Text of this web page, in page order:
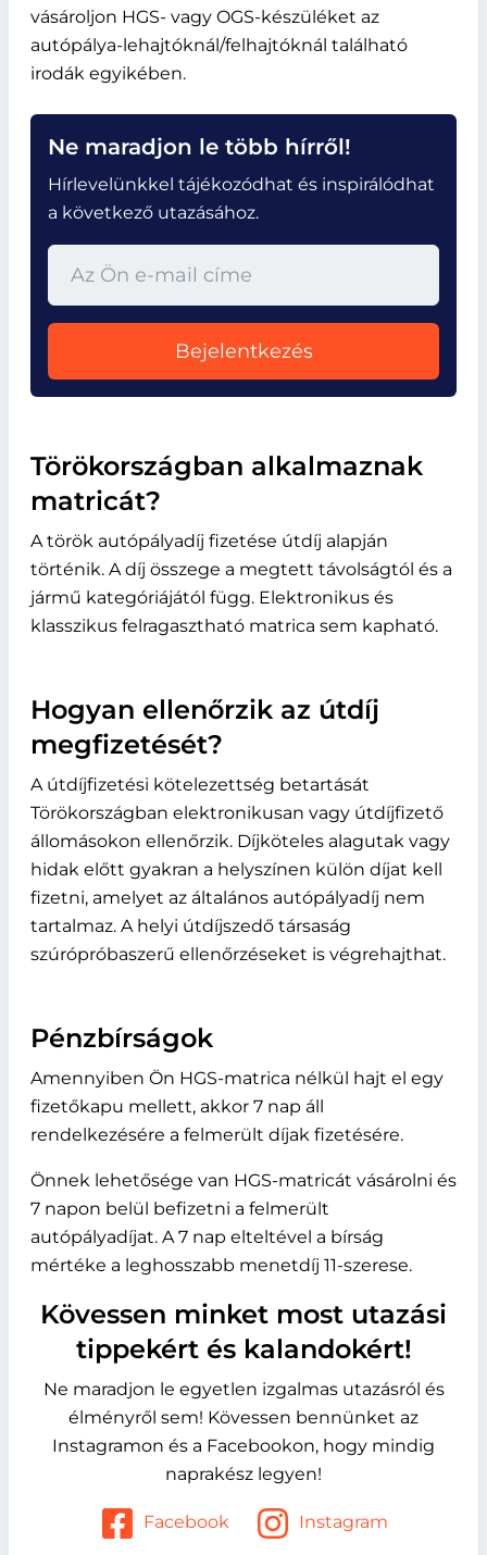
vásároljon HGS- vagy OGS-készüléket az
autópálya-lehajtóknál/felhajtóknál található
irodák egyikében.
Ne maradjon le több hírről!
Hírlevelünkkel tájékozódhat és inspirálódhat
a következő utazásához.
Bejelentkezés
Törökországban alkalmaznak
matricát?
A török autópályadíj fizetése útdíj alapján
történik. A díj összege a megtett távolságtól és a
jármű kategóriájától függ. Elektronikus és
klasszikus felragasztható matrica sem kapható.
Hogyan ellenőrzik az útdíj
megfizetését?
A útdíjfizetési kötelezettség betartását
Törökországban elektronikusan vagy útdíjfizető
állomásokon ellenőrzik. Díjköteles alagutak vagy
hidak előtt gyakran a helyszínen külön díjat kell
fizetni, amelyet az általános autópályadíj nem
tartalmaz. A helyi útdíjszedő társaság
szúrópróbaszerű ellenőrzéseket is végrehajthat.
Pénzbírságok
Amennyiben Ön HGS-matrica nélkül hajt el egy
fizetőkapu mellett, akkor 7 nap áll
rendelkezésére a felmerült díjak fizetésére.
Önnek lehetősége van HGS-matricát vásárolni és
7 napon belül befizetni a felmerült
autópályadíjat. A 7 nap elteltével a bírság
mértéke a leghosszabb menetdíj 11-szerese.
Kövessen minket most utazási
tippekért és kalandokért!
Ne maradjon le egyetlen izgalmas utazásról és
élményről sem! Kövessen bennünket az
Instagramon és a Facebookon, hogy mindig
naprakész legyen!
Facebook Instagram